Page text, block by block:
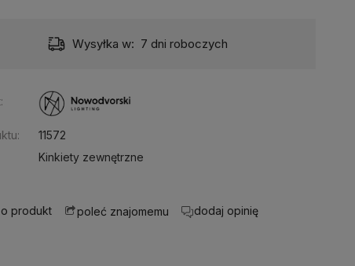
Wysyłka w: 7 dni roboczych
11572
Kinkiety zewnętrzne
produkt poleć znajomemu dodaj opinię